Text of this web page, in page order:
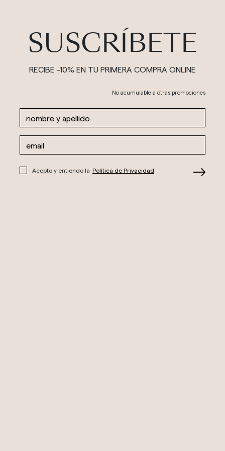
SUSCRÍBETE
RECIBE -10% EN TU PRIMERA COMPRA ONLINE
No acumulable a otras promociones
Acepto y entiendo la Política de Privacidad